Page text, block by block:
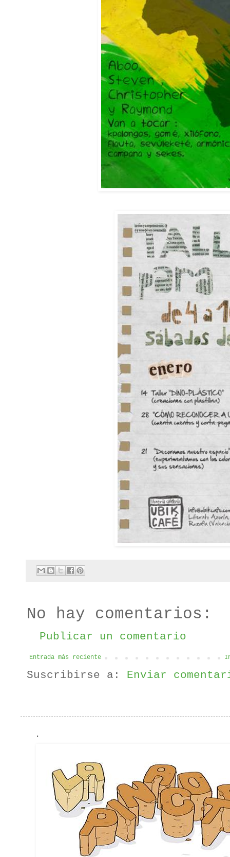
No hay comentarios:
Publicar un comentario
Entrada más reciente
Suscribirse a: Enviar
.